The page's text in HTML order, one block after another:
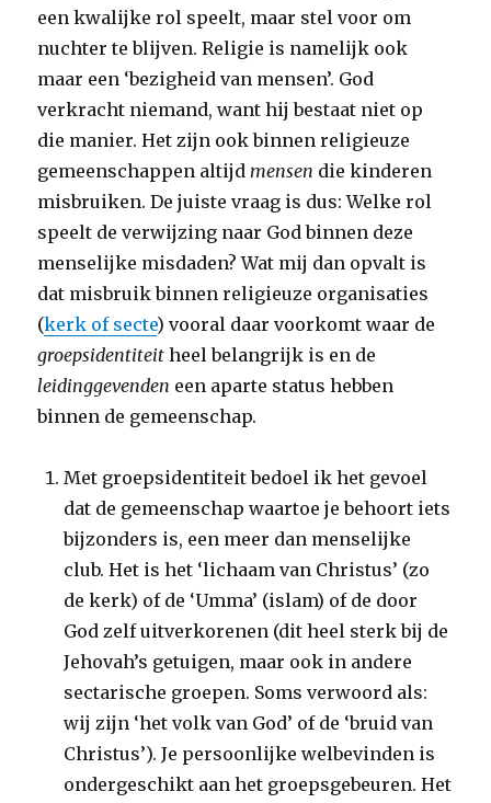
een kwalijke rol speelt, maar stel voor om
nuchter te blijven. Religie is namelijk ook
maar een ‘bezigheid van mensen’. God
verkracht niemand, want hij bestaat niet op
die manier. Het zijn ook binnen religieuze
gemeenschappen altijdmensen die kinderen
misbruiken. De juiste vraag is dus: Welke rol
speelt de verwijzing naar God binnen deze
menselijke misdaden? Wat mij dan opvalt is
dat misbruik binnen religieuze organisaties
(kerk of secte) vooral daar voorkomt waar de
groepsidentiteitheel belangrijk is en de
leidinggevenden een aparte status hebben
binnen de gemeenschap.
Met groepsidentiteit bedoel ik het gevoel
dat de gemeenschap waartoe je behoort iets
bijzonders is, een meer dan menselijke
club. Het is het ‘lichaam van Christus’ (zo
de kerk) of de ‘Umma’ (islam) of de door
God zelf uitverkorenen (dit heel sterk bij de
Jehovah’s getuigen, maar ook in andere
sectarische groepen. Soms verwoord als:
wij zijn ‘het volk van God’ of de ‘bruid van
Christus’). Je persoonlijke welbevinden is
ondergeschikt aan het groepsgebeuren. Het